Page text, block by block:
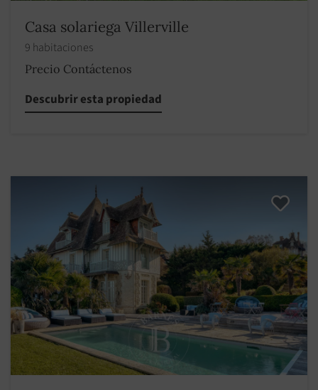
Casa solariega Villerville
9 habitaciones
Precio Contáctenos
Descubrir esta propiedad